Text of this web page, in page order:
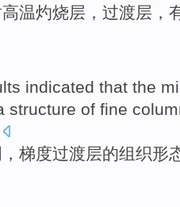
高温灼烧层 ， 过渡层，
indicated that the
structure of fine
，梯度过渡层的组织形